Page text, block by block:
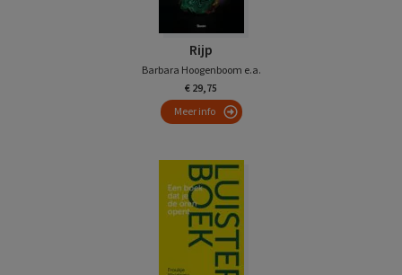
Rijp
Barbara Hoogenboom e.a.
€ 29,75
Meer info